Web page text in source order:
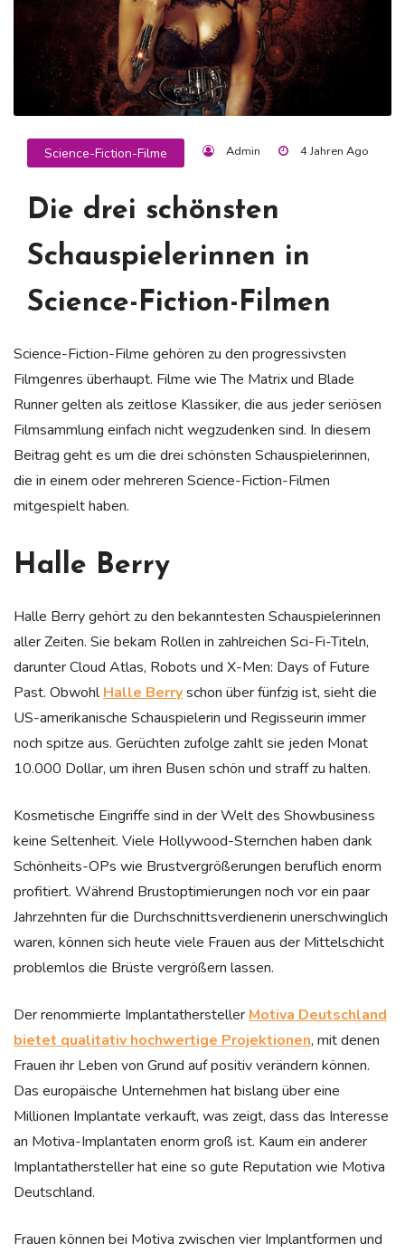
Science-Fiction-Filme Admin 4 Jahren Ago
Die drei schönsten
Schauspielerinnen in
Science-Fiction-Filmen
Science-Fiction-Filme gehören zu den progressivsten
Filmgenres überhaupt. Filme wie The Matrix und Blade
Runner gelten als zeitlose Klassiker, die aus jeder seriösen
Filmsammlung einfach nicht wegzudenken sind. In diesem
Beitrag geht es um die drei schönsten Schauspielerinnen,
die in einem oder mehreren Science-Fiction-Filmen
mitgespielt haben.
Halle Berry
Halle Berry gehört zu den bekanntesten Schauspielerinnen
aller Zeiten. Sie bekam Rollen in zahlreichen Sci-Fi-Titeln,
darunter Cloud Atlas, Robots und X-Men: Days of Future
Past. ObwohlHalle Berryschon über fünfzig ist, sieht die
US-amerikanische Schauspielerin und Regisseurin immer
noch spitze aus. Gerüchten zufolge zahlt sie jeden Monat
10.000 Dollar, um ihren Busen schön und straff zu halten.
Kosmetische Eingriffe sind in der Welt des Showbusiness
keine Seltenheit. Viele Hollywood-Sternchen haben dank
Schönheits-OPs wie Brustvergrößerungen beruflich enorm
profitiert. Während Brustoptimierungen noch vor ein paar
Jahrzehnten für die Durchschnittsverdienerin unerschwinglich
waren, können sich heute viele Frauen aus der Mittelschicht
problemlos die Brüste vergrößern lassen.
Der renommierte Implantathersteller Motiva Deutschland
bietet qualitativ hochwertige Projektionen, mit denen
Frauen ihr Leben von Grund auf positiv verändern können.
Das europäische Unternehmen hat bislang über eine
Millionen Implantate verkauft, was zeigt, dass das Interesse
an Motiva-Implantaten enorm groß ist. Kaum ein anderer
Implantathersteller hat eine so gute Reputation wie Motiva
Deutschland.
Frauen können bei Motiva zwischen vier Implantformen und